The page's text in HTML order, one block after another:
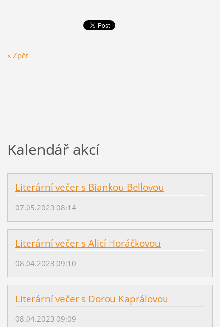
« Zpět
Kalendář akcí
Literární večer s Biankou Bellovou
07.05.2023 08:14
Literární večer s Alicí Horáčkovou
08.04.2023 09:10
Literární večer s Dorou Kaprálovou
08.04.2023 09:09